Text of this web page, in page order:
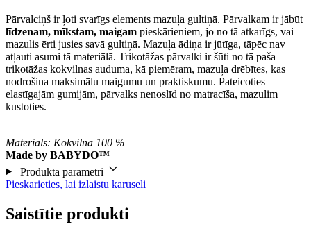
Pārvalciņš ir ļoti svarīgs elements mazuļa gultiņā. Pārvalkam ir jābūt
līdzenam, mīkstam, maigam pieskārieniem, jo no tā atkarīgs, vai
mazulis ērti jusies savā gultiņā. Mazuļa ādiņa ir jūtīga, tāpēc nav
atļauti asumi tā materiālā. Trikotāžas pārvalki ir šūti no tā paša
trikotāžas kokvilnas auduma, kā piemēram, mazuļa drēbītes, kas
nodrošina maksimālu maigumu un praktiskumu. Pateicoties
elastīgajām gumijām, pārvalks nenoslīd no matracīša, mazulim
kustoties.
Materiāls: Kokvilna 100 %
Made by BABYDO™
Produkta parametri
Pieskarieties, lai izlaistu karuseli
Saistītie produkti